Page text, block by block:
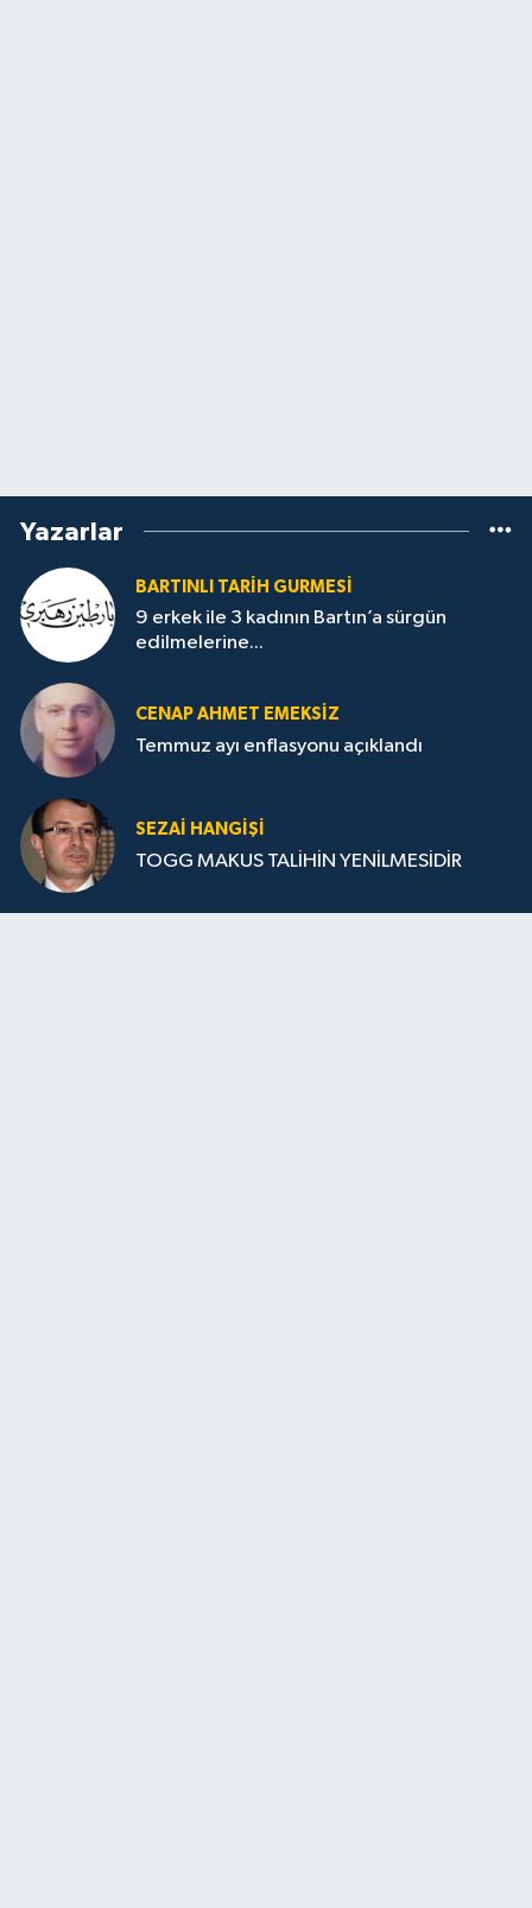
Yazarlar
BARTINLI TARIH GURMESI
9 erkek ile 3 kadının Bartın’a sürgün
edilmelerine...
CENAP AHMET EMEKSİZ
Temmuz ayı enflasyonu açıklandı
SEZAI HANGİŞİ
TOGG MAKUS TALİHİN YENİLMESİDİR